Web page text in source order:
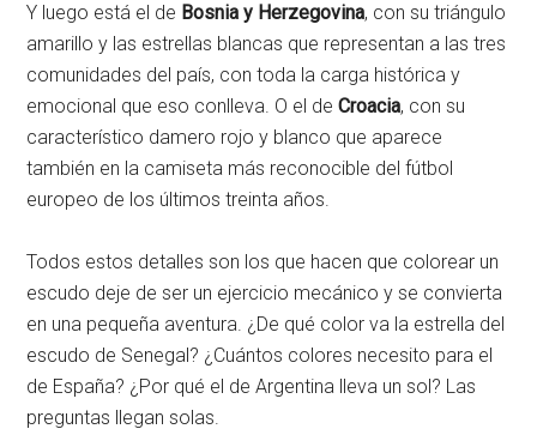
Y luego está el de Bosnia y Herzegovina, con su triángulo
amarillo y las estrellas blancas que representan a las tres
comunidades del país, con toda la carga histórica y
emocional que eso conlleva. O el deCroacia, con su
característico damero rojo y blanco que aparece
también en la camiseta más reconocible del fútbol
europeo de los últimos treinta años.
Todos estos detalles son los que hacen que colorear un
escudo deje de ser un ejercicio mecánico y se convierta
en una pequeña aventura. ¿De qué color va la estrella del
escudo de Senegal? ¿Cuántos colores necesito para el
de España? ¿Por qué el de Argentina lleva un sol? Las
preguntas llegan solas.